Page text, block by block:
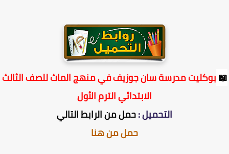
بوكليت مدرسة سان جوزيف في منهج الماث للصف الثالث
الابتدائي الترم الأول
التحميل :حمل من الرابط التالي
حمل من هنا